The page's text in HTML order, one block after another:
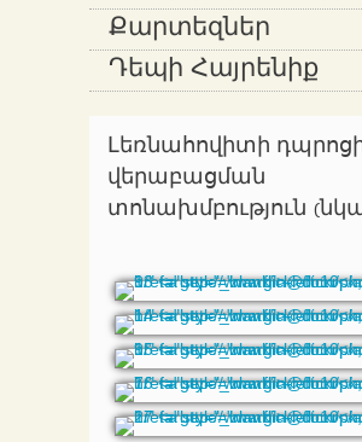
Քարտեզներ
Դեպի Հայրենիք
Լեռնահովիտի
վերաբացման
տոնախմբություն